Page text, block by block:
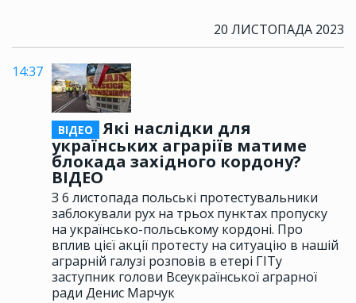
20 ЛИСТОПАДА 2023
14:37
ВІДЕО
Які наслідки для
українських аграріїв матиме
блокада західного кордону?
ВІДЕО
З 6 листопада польські протестувальники
заблокували рух на трьох пунктах пропуску
на українсько-польському кордоні. Про
вплив цієї акції протесту на ситуацію в нашій
аграрній галузі розповів в етері ГІТу
заступник голови Всеукраїнської аграрної
ради Денис Марчук